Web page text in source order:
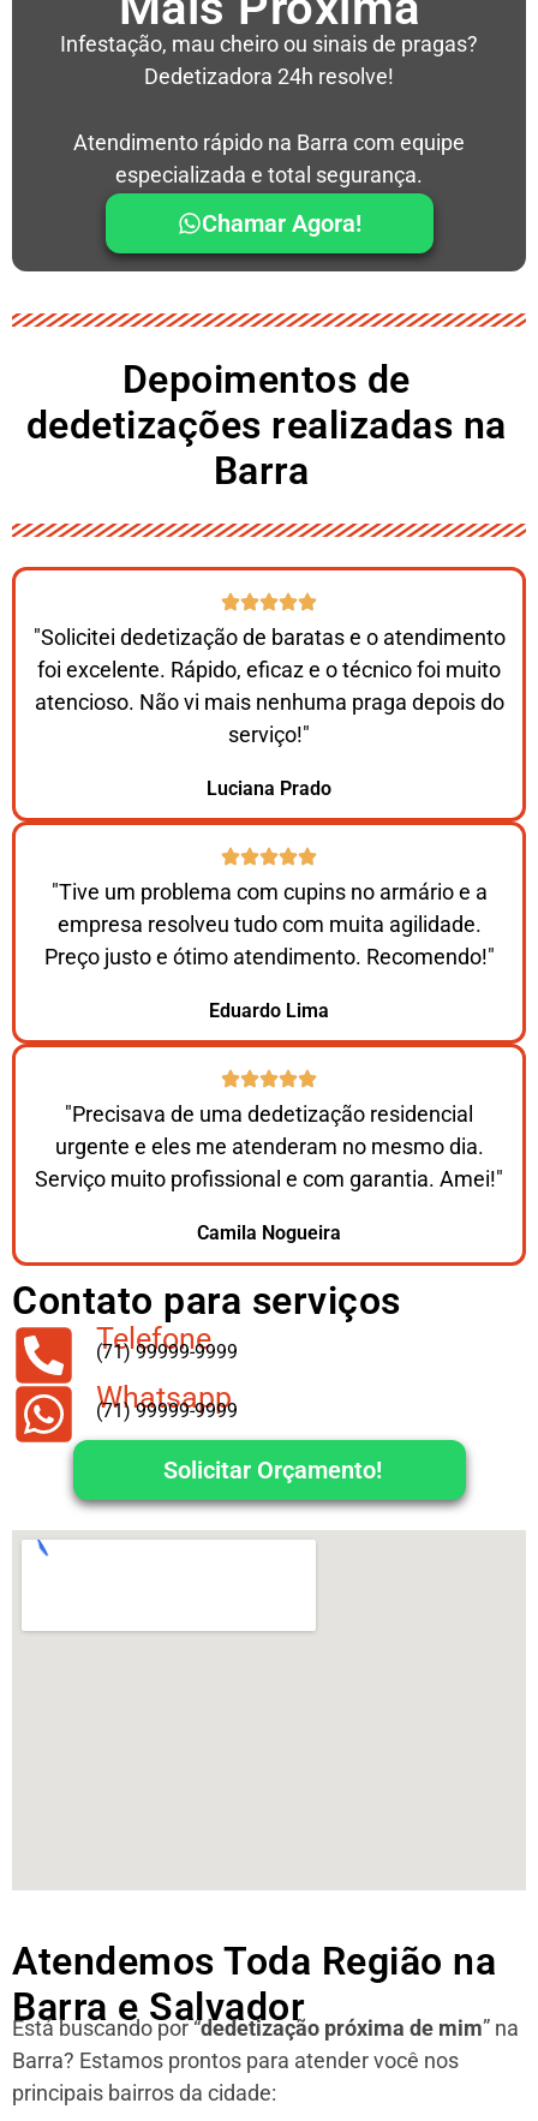
Infestação, mau cheiro ou sinais de pragas?
Dedetizadora 24h resolve!
Atendimento rápido na Barra com equipe
especializada e total segurança.
Chamar Agora!
Depoimentos de
dedetizações realizadas na
Barra ​
"Solicitei dedetização de baratas e o atendimento
foi excelente. Rápido, eficaz e o técnico foi muito
atencioso. Não vi mais nenhuma praga depois do
serviço!"
Luciana Prado
"Tive um problema com cupins no armário e a
empresa resolveu tudo com muita agilidade.
Preço justo e ótimo atendimento. Recomendo!"
Eduardo Lima
"Precisava de uma dedetização residencial
urgente e eles me atenderam no mesmo dia.
Serviço muito profissional e com garantia. Amei!"
Camila Nogueira
Contato para serviços
Telefone
(71) 99999-9999
Whatsapp
(71) 99999-9999
Solicitar Orçamento!
Atendemos Toda Região na
Barra e Salvador
Está buscando por “dedetização próxima de mim” na
Barra? Estamos prontos para atender você nos
principais bairros da cidade: